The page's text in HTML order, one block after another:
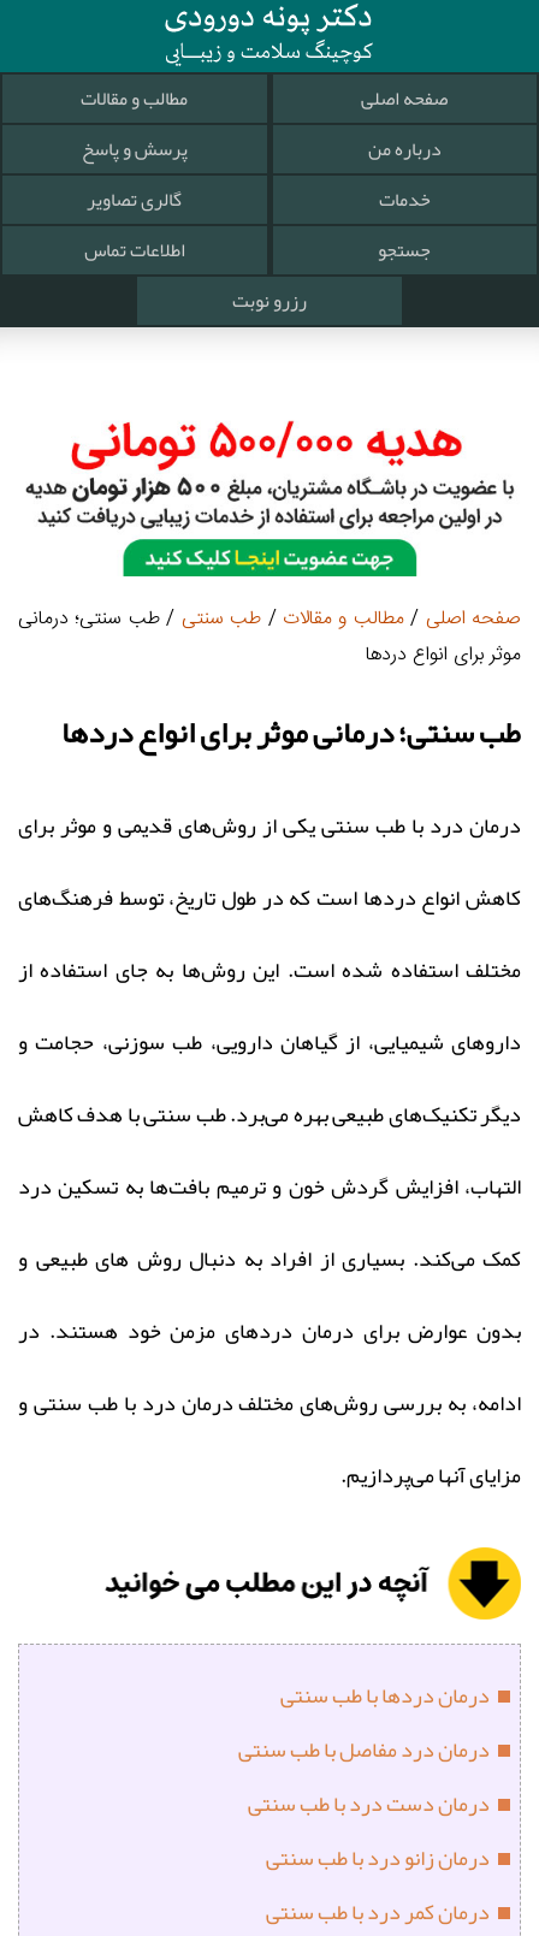
صفحه اصلی
مطالب و مقالات
درباره من
پرسش و پاسخ
خدمات
گالری تصاویر
جستجو
اطلاعات تماس
رزرو نوبت
صفحه اصلی /مطالب و مقالات / طب سنتی / طب سنتی؛ درمانی
موثر برای انواع دردها
طب سنتی؛ درمانی موثر برای انواع دردها
درمان درد با طب سنتی یکی از روش‌های قدیمی و موثر برای
کاهش انواع دردها است که در طول تاریخ، توسط فرهنگ‌های
مختلف استفاده شده است. این روش‌ها به جای استفاده از
داروهای شیمیایی، از گیاهان دارویی، طب سوزنی، حجامت و
دیگر تکنیک‌های طبیعی بهره می‌برد. طب سنتی با هدف کاهش
التهاب، افزایش گردش خون و ترمیم بافت‌ها به تسکین درد
کمک می‌کند. بسیاری از افراد به دنبال روش های طبیعی و
بدون عوارض برای درمان دردهای مزمن خود هستند. در
ادامه، به بررسی روش‌های مختلف درمان درد با طب سنتی و
مزایای آنها می‌پردازیم.
درمان دردها با طب سنتی
درمان درد مفاصل با طب سنتی
درمان دست درد با طب سنتی
درمان زانو درد با طب سنتی
درمان کمر درد با طب سنتی